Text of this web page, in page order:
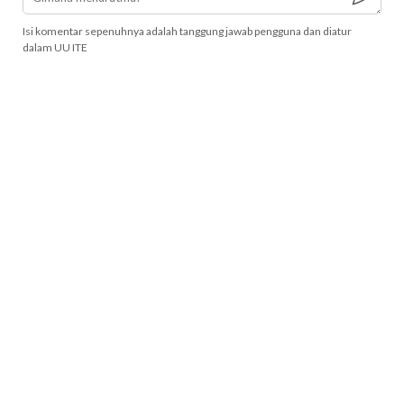
Isi komentar sepenuhnya adalah tanggung jawab pengguna dan diatur
dalam UU ITE